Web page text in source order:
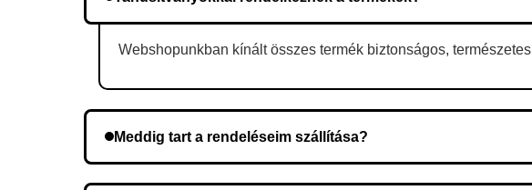
Webshopunkban kínált összes termék biztonságos,
Meddig tart a rendeléseim szállítása?